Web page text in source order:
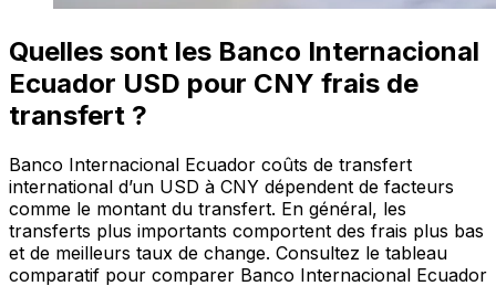
Quelles sont les Banco Internacional
Ecuador USD pour CNY frais de
transfert ?
Banco Internacional Ecuador coûts de transfert
international d’un USD à CNY dépendent de facteurs
comme le montant du transfert. En général, les
transferts plus importants comportent des frais plus bas
et de meilleurs taux de change. Consultez le tableau
comparatif pour comparer Banco Internacional Ecuador